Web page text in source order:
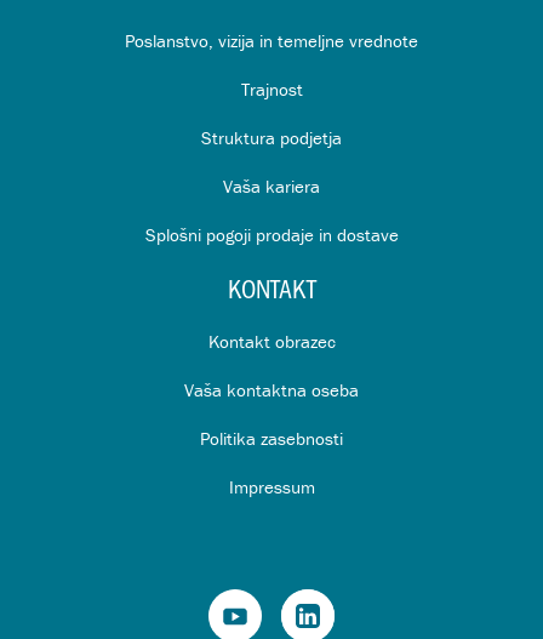
Poslanstvo, vizija in temeljne vrednote
Trajnost
Struktura podjetja
Vaša kariera
Splošni pogoji prodaje in dostave
KONTAKT
Kontakt obrazec
Vaša kontaktna oseba
Politika zasebnosti
Impressum